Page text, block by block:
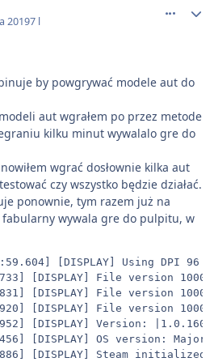
20197 l
by powgrywać modele aut do
aut wgrałem po przez metode
kilku minut wywalalo gre do
wgrać dosłownie kilka aut
czy wszystko będzie działać.
ponownie, tym razem już na
wywala gre do pulpitu, w
[DISPLAY] File version
[DISPLAY] File version
[DISPLAY] File version
[DISPLAY] Version:
[DISPLAY] OS version:
[DISPLAY] Steam